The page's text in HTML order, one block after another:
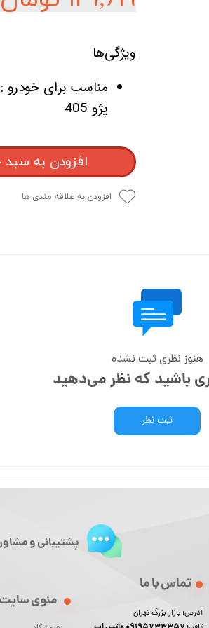
ویژگی‌ها
مناسب برای خودرو :
پژو 405
افزودن به سبد
افزودن به علاقه مندی ها
هنوز نظری ثبت نشده
باشید که نظر می‌دهید
ثبت نظر
منوی
تماس با ما
آدرس: بازار بزرگ تهران
پشتیبانی و